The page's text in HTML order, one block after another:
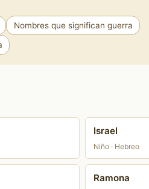
Nombres que significan guerra
Israel
Niño · Hebreo
Ramona